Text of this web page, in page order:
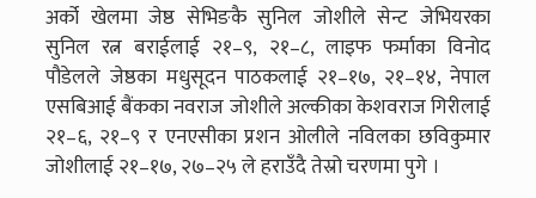
अर्को खेलमा जेष्ठ सेभिङकै सुनिल जोशीले सेन्ट जेभियरका
सुनिल रत्न बराईलाई २१–९, २१–८, लाइफ फर्माका विनोद
पौडेलले जेष्ठका मधुसूदन पाठकलाई २१–१७, २१–१४, नेपाल
एसबिआई बैंकका नवराज जोशीले अल्कीका केशवराज गिरीलाई
२१–६, २१–९ र एनएसीका प्रशन ओलीले नविलका छविकुमार
जोशीलाई २१–१७, २७–२५ ले हराउँदै तेस्रो चरणमा पुगे ।